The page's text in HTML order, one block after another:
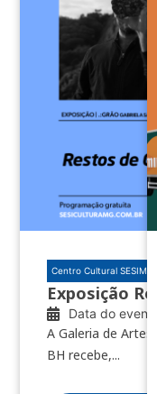
Centro Cultural
Exposição
Data do
A Galeria de
BH recebe,...